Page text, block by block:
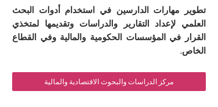
تطوير مهارات الدارسين في استخدام أدوات البحث
العلمي لإعداد التقارير والدراسات وتقديمها لمتخذي
القرار في المؤسسات الحكومية والمالية وفي القطاع
الخاص.
مركز الدراسات والبحوث الاقتصادية والمالية